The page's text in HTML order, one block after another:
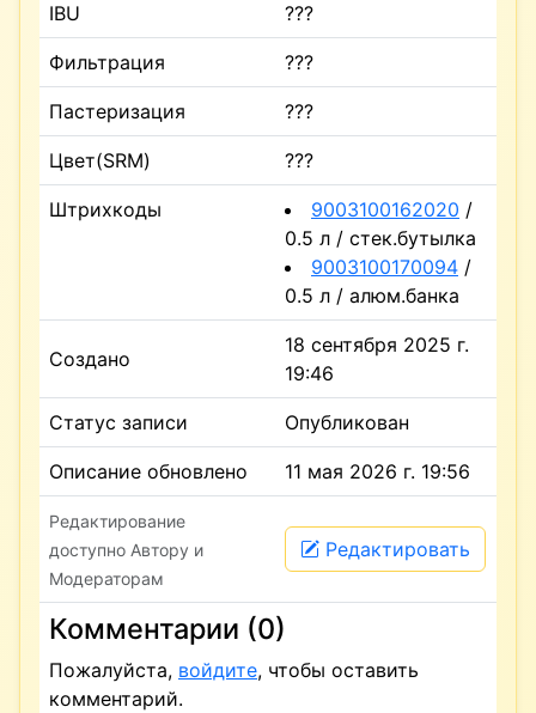
IBU ???
Фильтрация ???
Пастеризация ???
Цвет(SRM) ???
Штрихкоды 9003100162020 /
0.5 л / стек.бутылка
9003100170094 /
0.5 л / алюм.банка
Создано
18 сентября 2025 г.
19:46
Статус записи Опубликован
Описание обновлено 11 мая 2026 г. 19:56
Редактирование
доступно Автору и
Модераторам
Редактировать
Комментарии (0)
Пожалуйста, войдите, чтобы оставить
комментарий.